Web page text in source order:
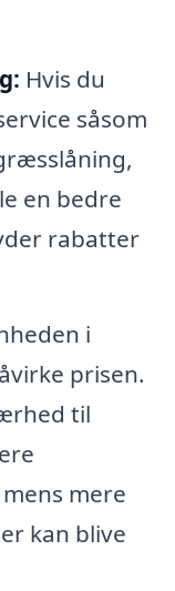
Hvis du
såsom
en bedre
rabatter
i
prisen.
til
mere
kan blive